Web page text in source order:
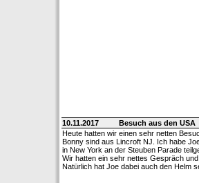
10.11.2017
Besuch aus den USA
Heute hatten wir einen sehr netten
Bonny sind aus Lincroft NJ. Ich habe
in New York an der Steuben Parade
Wir hatten ein sehr nettes Gespräch
Natürlich hat Joe dabei auch den Helm